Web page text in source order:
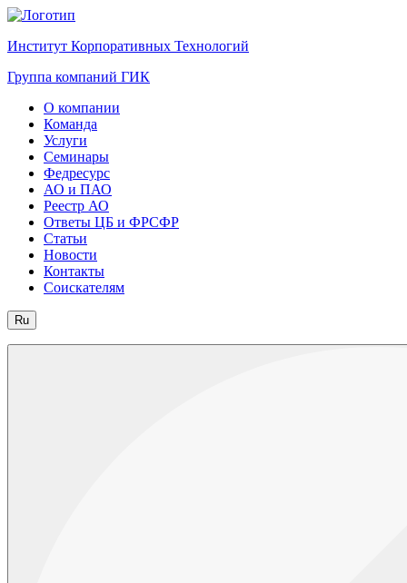
Институт Корпоративных Технологий
Группа компаний ГИК
О компании
Команда
Услуги
Семинары
Федресурс
АО и ПАО
Реестр АО
Ответы ЦБ и ФРСФР
Статьи
Новости
Контакты
Соискателям
Ru